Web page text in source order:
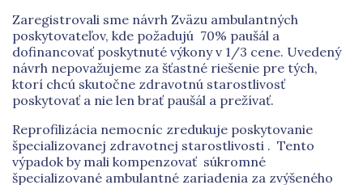
Zaregistrovali sme návrh Zväzu ambulantných
poskytovateľov, kde požadujú 70% paušál a
dofinancovať poskytnuté výkony v 1/3 cene. Uvedený
návrh nepovažujeme za šťastné riešenie pre tých,
ktorí chcú skutočne zdravotnú starostlivosť
poskytovať a nie len brať paušál a prežívať.
Reprofilizácia nemocníc zredukuje poskytovanie
špecializovanej zdravotnej starostlivosti . Tento
výpadok by mali kompenzovať súkromné
špecializované ambulantné zariadenia za zvýšeného